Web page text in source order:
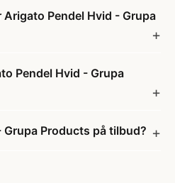
Pendel Hvid - Grupa
Pendel Hvid - Grupa
Grupa Products på tilbud?